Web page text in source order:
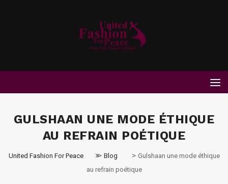
GULSHAAN UNE MODE ÉTHIQUE
AU REFRAIN POÉTIQUE
United Fashion For Peace > Blog > Gulshaan une mode éthique
au refrain poétique